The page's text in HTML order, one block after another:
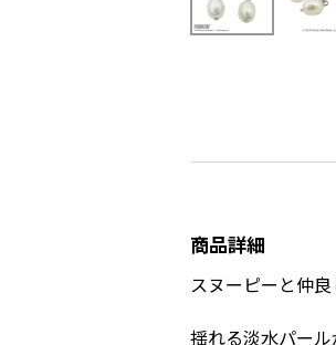
商品詳細
スヌーピーと仲
揺れる淡水パー